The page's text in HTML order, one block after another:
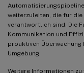
weiterzuleiten, die für
verantwortlich sind. Die
Kommunikation und
proaktiven
Umgebung.
Weitere Informationen